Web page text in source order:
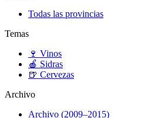
Todas las provincias
Temas
🍷 Vinos
🍎 Sidras
🍺 Cervezas
Archivo
Archivo (2009–2015)